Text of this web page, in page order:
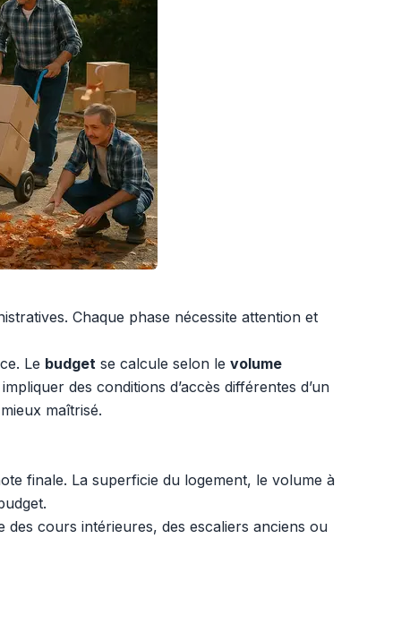
Chaque phase nécessite attention et
Le budget se calcule selon le volume
des conditions d’accès différentes d’un
maîtrisé.
finale. La superficie du logement, le volume à
des cours intérieures, des escaliers anciens ou